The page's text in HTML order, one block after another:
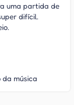
uma partida de
difícil.
música